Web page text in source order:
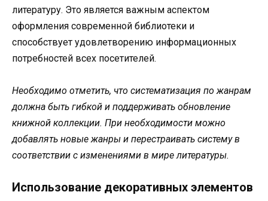
литературу. Это является важным аспектом
оформления современной библиотеки и
способствует удовлетворению информационных
потребностей всех посетителей.
Необходимо отметить, что систематизация по жанрам
должна быть гибкой и поддерживать обновление
книжной коллекции. При необходимости можно
добавлять новые жанры и перестраивать систему в
соответствии с изменениями в мире литературы.
Использование декоративных элементов